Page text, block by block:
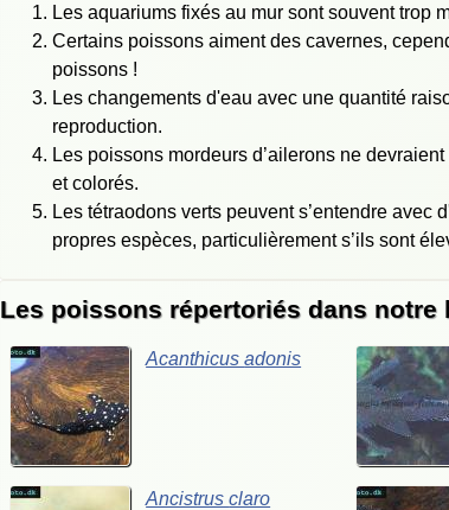
Les aquariums fixés au mur sont souvent trop
Certains poissons aiment des cavernes,
poissons !
Les changements d'eau avec une quantité
reproduction.
Les poissons mordeurs d’ailerons ne
et colorés.
Les tétraodons verts peuvent s’entendre
propres espèces, particulièrement s’ils sont
Les poissons répertoriés dans notre
Acanthicusadonis
Ancistrusclaro